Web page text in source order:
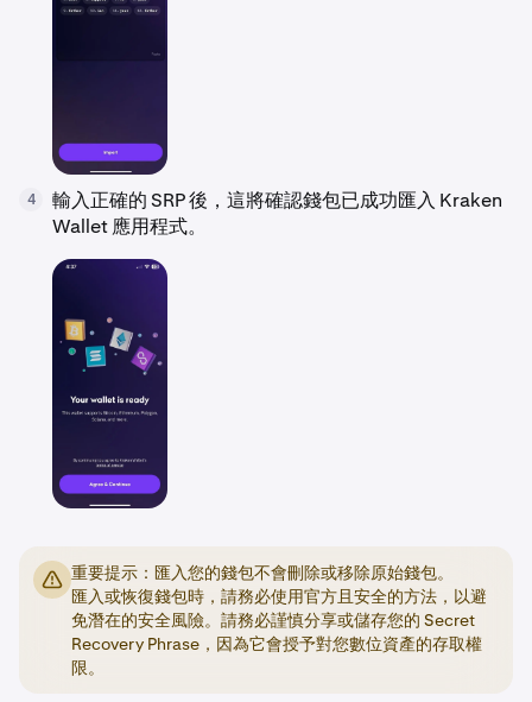
4
輸入正確的 SRP 後，這將確認錢包已成功匯入 Kraken
Wallet 應用程式。
重要提示：匯入您的錢包不會刪除或移除原始錢包。
匯入或恢復錢包時，請務必使用官方且安全的方法，以避
免潛在的安全風險。請務必謹慎分享或儲存您的 Secret
Recovery Phrase，因為它會授予對您數位資產的存取權
限。